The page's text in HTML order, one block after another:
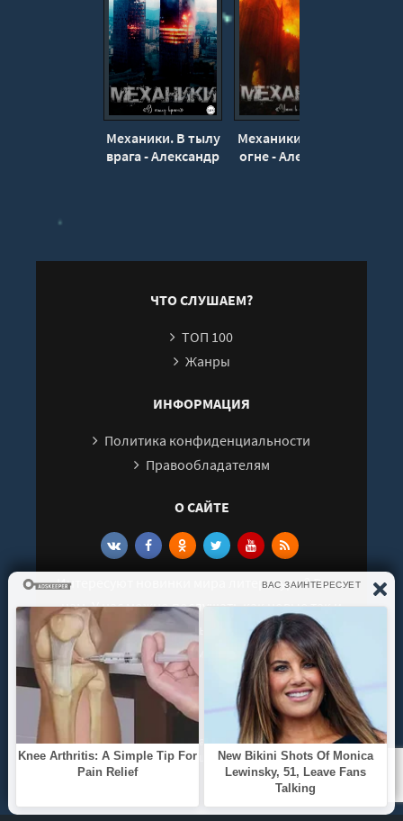
Механики. В тылу
врага - Александр
Механики. Ужас в
огне - Александр
ЧТО СЛУШАЕМ?
ТОП 100
Жанры
ИНФОРМАЦИЯ
Политика конфиденциальности
Правообладателям
О САЙТЕ
Интересуют новинки мира литературы? Вам к
нам. У нас можно послушать как новые так и
старые аудиокниги. Выбрать и поделиться с
друзьями лучшими аудиокнигами!
© 2021 - 2026 kniga-audio.net. Все права
защищены.